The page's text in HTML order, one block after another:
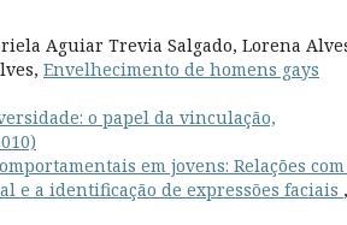
Aguiar Trevia Salgado, Lorena
Envelhecimento de homens gays
o papel da vinculação,
em jovens: Relações
e a identificação de expressões faciais ,